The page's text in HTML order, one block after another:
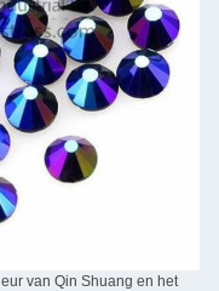
van Qin Shuang en het